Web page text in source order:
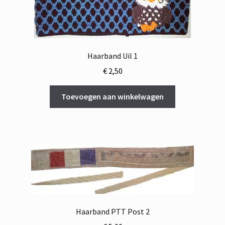
Haarband Uil 1
€2,50
Toevoegen aan winkelwagen
Haarband PTT Post 2